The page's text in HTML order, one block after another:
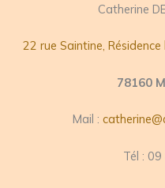
Catherine
22 rue Saintine,
78160
Mail :
Tél :